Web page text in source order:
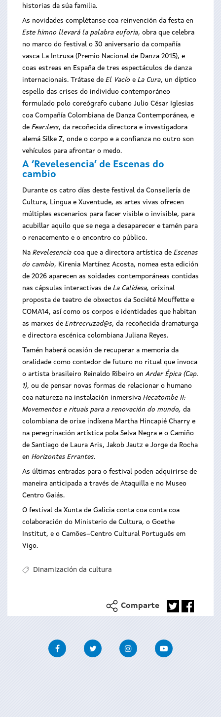
historias da súa familia.
As novidades complétanse coa reinvención da festa en
Este himno llevará la palabra euforia, obra que celebra
no marco do festival o 30 aniversario da compañía
vasca La Intrusa (Premio Nacional de Danza 2015), e
coas estreas en España de tres espectáculos de danza
internacionais. Trátase de El Vacío e La Cura, un díptico
espello das crises do individuo contemporáneo
formulado polo coreógrafo cubano Julio César Iglesias
coa Compañía Colombiana de Danza Contemporánea, e
de Fear:less, da recoñecida directora e investigadora
alemá Silke Z, onde o corpo e a confianza no outro son
vehículos para afrontar o medo.
A ‘Revelesencia’ de Escenas do
cambio
Durante os catro días deste festival da Consellería de
Cultura, Lingua e Xuventude, as artes vivas ofrecen
múltiples escenarios para facer visible o invisible, para
acubillar aquilo que se nega a desaparecer e tamén para
o renacemento e o encontro co público.
Na Revelesencia coa que a directora artística de Escenas
do cambio, Kirenia Martínez Acosta, nomea esta edición
de 2026 aparecen as soidades contemporáneas contidas
nas cápsulas interactivas de La Calidesa, orixinal
proposta de teatro de obxectos da Société Mouffette e
COMA14, así como os corpos e identidades que habitan
as marxes de Entrecruzad@s, da recoñecida dramaturga
e directora escénica colombiana Juliana Reyes.
Tamén haberá ocasión de recuperar a memoria da
oralidade como contedor de futuro no ritual que invoca
o artista brasileiro Reinaldo Ribeiro enArder Épica (Cap.
1), ou de pensar novas formas de relacionar o humano
coa natureza na instalación inmersiva Hecatombe II:
Movementos e rituais para a renovación do mundo, da
colombiana de orixe indíxena Martha Hincapié Charry e
na peregrinación artística pola Selva Negra e o Camiño
de Santiago de Laura Aris, Jakob Jautz e Jorge da Rocha
en Horizontes Errantes.
As últimas entradas para o festival poden adquirirse de
maneira anticipada a través de Ataquilla e no Museo
Centro Gaiás.
O festival da Xunta de Galicia conta coa conta coa
colaboración do Ministerio de Cultura, o Goethe
Institut, e o Camões–Centro Cultural Português em
Vigo.
Dinamización da cultura
Comparte
FacebookTwitter InstagramYoutube